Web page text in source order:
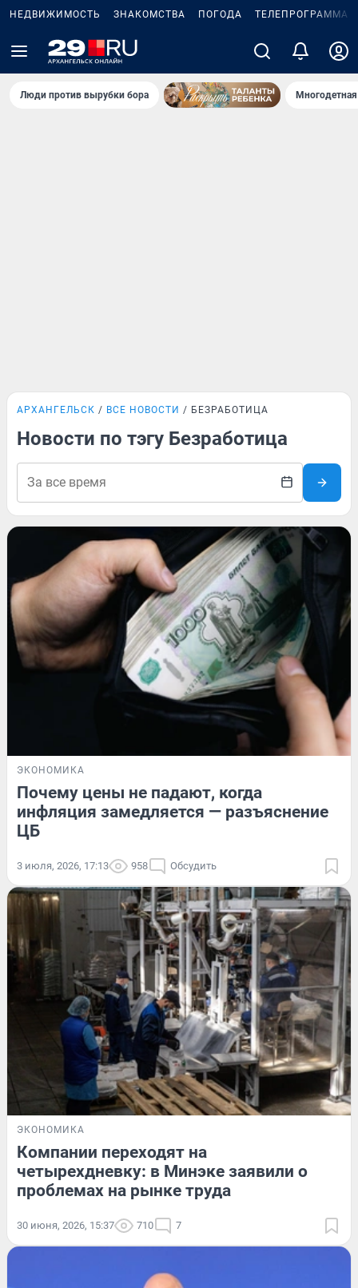
НЕДВИЖИМОСТЬ ЗНАКОМСТВА ПОГОДА ТЕЛЕПРОГРАММА
Люди против вырубки бора
АРХАНГЕЛЬСК ВСЕ НОВОСТИ БЕЗРАБОТИЦА
Новости по тэгу Безработица
ЭКОНОМИКА
Почему цены не падают, когда
инфляция замедляется — разъяснение
ЦБ
3 июля, 2026, 17:13 958 Обсудить
ЭКОНОМИКА
Компании переходят на
четырехдневку: в Минэке заявили о
проблемах на рынке труда
30 июня, 2026, 15:37 710 7